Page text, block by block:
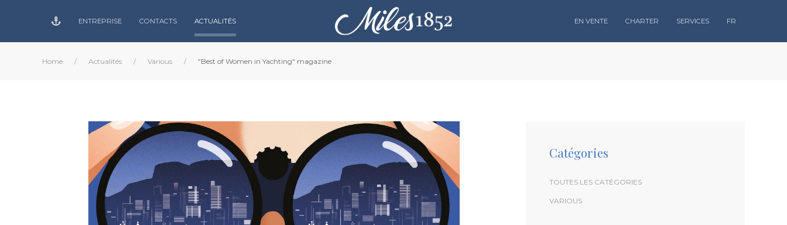
ENTREPRISE CONTACTS ACTUALITÉS EN VENTE CHARTER SERVICES FR
Home Actualités Various "Best of Women in Yachting" magazine
Catégories
TOUTES LES CATÉGORIES
VARIOUS